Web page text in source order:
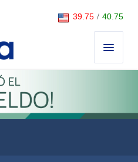
39.75 / 40.75